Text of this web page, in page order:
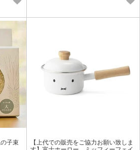
子束
【上代での販売をご協力お願い致しま